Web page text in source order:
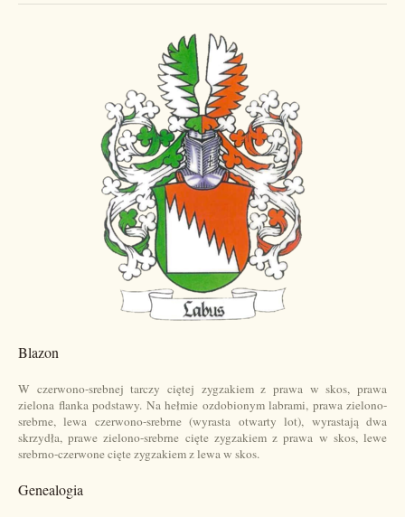
Blazon
W czerwono-srebnej tarczy ciętej zygzakiem z prawa w skos, prawa
zielona flanka podstawy. Na hełmie ozdobionym labrami, prawa zielono-
srebrne, lewa czerwono-srebrne (wyrasta otwarty lot), wyrastają dwa
skrzydła, prawe zielono-srebrne cięte zygzakiem z prawa w skos, lewe
srebrno-czerwone cięte zygzakiem z lewa w skos.
Genealogia